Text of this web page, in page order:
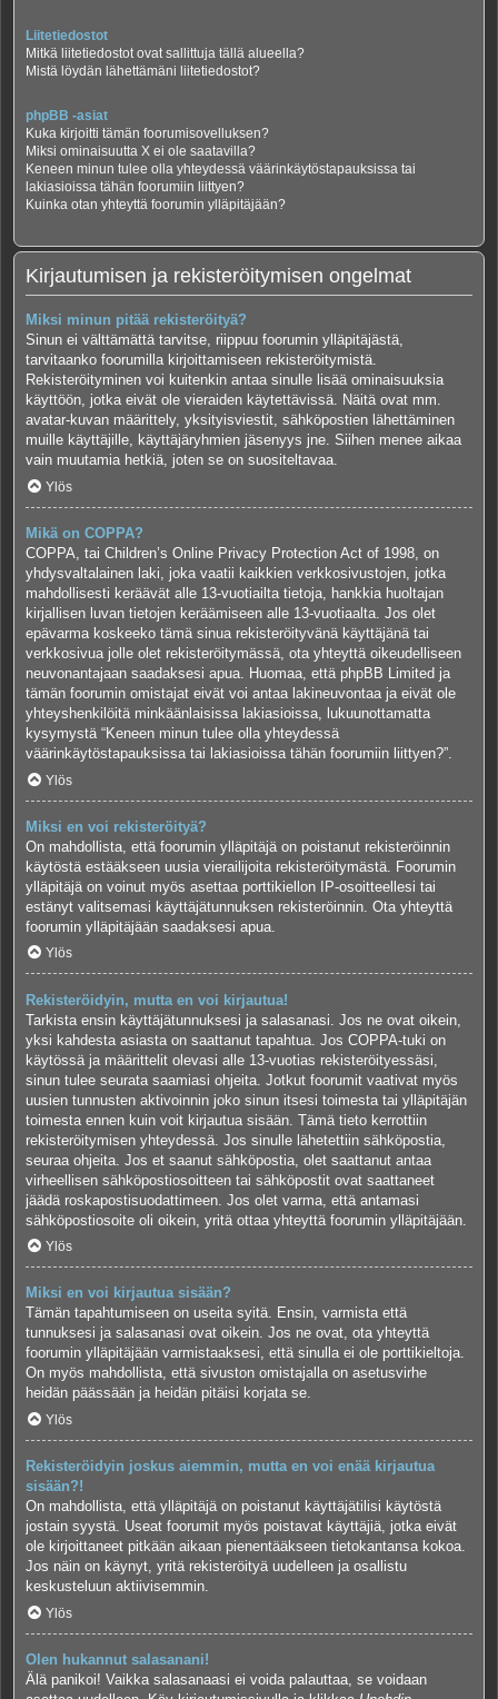
Liitetiedostot
Mitkä liitetiedostot ovat sallittuja tällä alueella?
Mistä löydän lähettämäni liitetiedostot?
phpBB -asiat
Kuka kirjoitti tämän foorumisovelluksen?
Miksi ominaisuutta X ei ole saatavilla?
Keneen minun tulee olla yhteydessä väärinkäytöstapauksissa tai
lakiasioissa tähän foorumiin liittyen?
Kuinka otan yhteyttä foorumin ylläpitäjään?
Kirjautumisen ja rekisteröitymisen ongelmat
Miksi minun pitää rekisteröityä?
Sinun ei välttämättä tarvitse, riippuu foorumin ylläpitäjästä,
tarvitaanko foorumilla kirjoittamiseen rekisteröitymistä.
Rekisteröityminen voi kuitenkin antaa sinulle lisää ominaisuuksia
käyttöön, jotka eivät ole vieraiden käytettävissä. Näitä ovat mm.
avatar-kuvan määrittely, yksityisviestit, sähköpostien lähettäminen
muille käyttäjille, käyttäjäryhmien jäsenyys jne. Siihen menee aikaa
vain muutamia hetkiä, joten se on suositeltavaa.
Ylös
Mikä on COPPA?
COPPA, tai Children’s Online Privacy Protection Act of 1998, on
yhdysvaltalainen laki, joka vaatii kaikkien verkkosivustojen, jotka
mahdollisesti keräävät alle 13-vuotiailta tietoja, hankkia huoltajan
kirjallisen luvan tietojen keräämiseen alle 13-vuotiaalta. Jos olet
epävarma koskeeko tämä sinua rekisteröityvänä käyttäjänä tai
verkkosivua jolle olet rekisteröitymässä, ota yhteyttä oikeudelliseen
neuvonantajaan saadaksesi apua. Huomaa, että phpBB Limited ja
tämän foorumin omistajat eivät voi antaa lakineuvontaa ja eivät ole
yhteyshenkilöitä minkäänlaisissa lakiasioissa, lukuunottamatta
kysymystä “Keneen minun tulee olla yhteydessä
väärinkäytöstapauksissa tai lakiasioissa tähän foorumiin liittyen?”.
Ylös
Miksi en voi rekisteröityä?
On mahdollista, että foorumin ylläpitäjä on poistanut rekisteröinnin
käytöstä estääkseen uusia vierailijoita rekisteröitymästä. Foorumin
ylläpitäjä on voinut myös asettaa porttikiellon IP-osoitteellesi tai
estänyt valitsemasi käyttäjätunnuksen rekisteröinnin. Ota yhteyttä
foorumin ylläpitäjään saadaksesi apua.
Ylös
Rekisteröidyin, mutta en voi kirjautua!
Tarkista ensin käyttäjätunnuksesi ja salasanasi. Jos ne ovat oikein,
yksi kahdesta asiasta on saattanut tapahtua. Jos COPPA-tuki on
käytössä ja määrittelit olevasi alle 13-vuotias rekisteröityessäsi,
sinun tulee seurata saamiasi ohjeita. Jotkut foorumit vaativat myös
uusien tunnusten aktivoinnin joko sinun itsesi toimesta tai ylläpitäjän
toimesta ennen kuin voit kirjautua sisään. Tämä tieto kerrottiin
rekisteröitymisen yhteydessä. Jos sinulle lähetettiin sähköpostia,
seuraa ohjeita. Jos et saanut sähköpostia, olet saattanut antaa
virheellisen sähköpostiosoitteen tai sähköpostit ovat saattaneet
jäädä roskapostisuodattimeen. Jos olet varma, että antamasi
sähköpostiosoite oli oikein, yritä ottaa yhteyttä foorumin ylläpitäjään.
Ylös
Miksi en voi kirjautua sisään?
Tämän tapahtumiseen on useita syitä. Ensin, varmista että
tunnuksesi ja salasanasi ovat oikein. Jos ne ovat, ota yhteyttä
foorumin ylläpitäjään varmistaaksesi, että sinulla ei ole porttikieltoja.
On myös mahdollista, että sivuston omistajalla on asetusvirhe
heidän päässään ja heidän pitäisi korjata se.
Ylös
Rekisteröidyin joskus aiemmin, mutta en voi enää kirjautua
sisään?!
On mahdollista, että ylläpitäjä on poistanut käyttäjätilisi käytöstä
jostain syystä. Useat foorumit myös poistavat käyttäjiä, jotka eivät
ole kirjoittaneet pitkään aikaan pienentääkseen tietokantansa kokoa.
Jos näin on käynyt, yritä rekisteröityä uudelleen ja osallistu
keskusteluun aktiivisemmin.
Ylös
Olen hukannut salasanani!
Älä panikoi! Vaikka salasanaasi ei voida palauttaa, se voidaan